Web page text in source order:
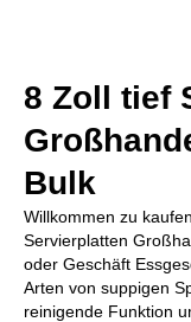
8 Zoll tief
Bulk
Willkommen zu
Servierplatten
oder Geschäft
Arten von suppigen
reinigende Funktion